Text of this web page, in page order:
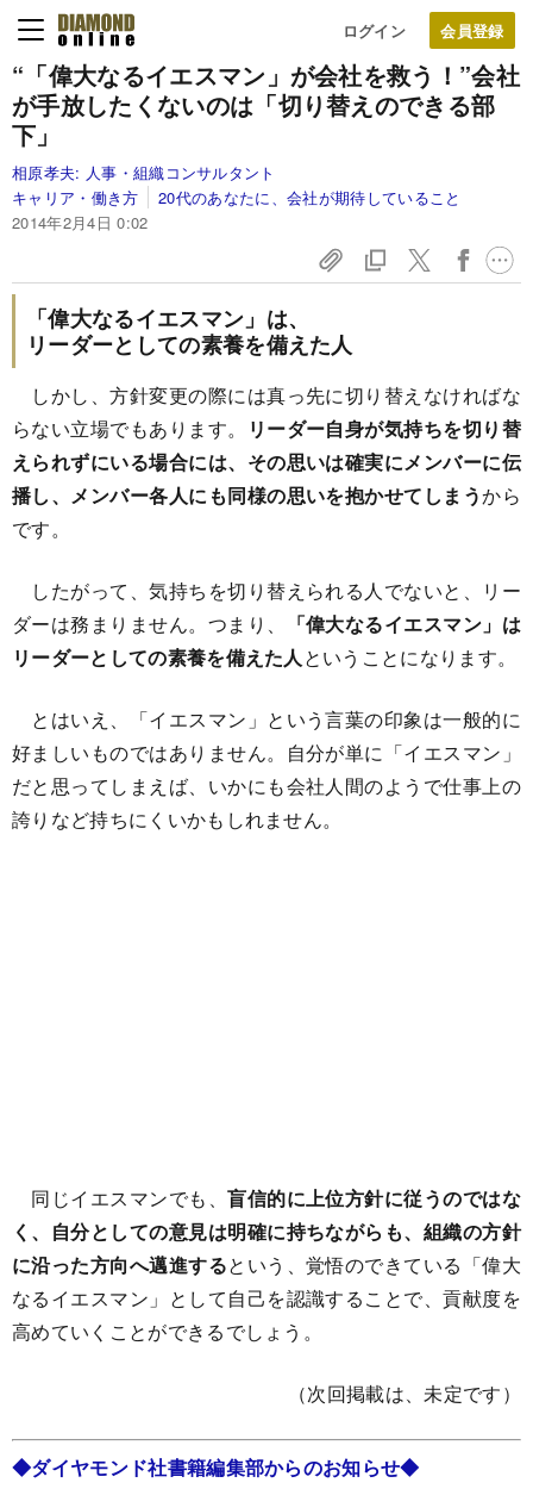
ログイン
“「偉大なるイエスマン」が会社を救う！”会社
が手放したくないのは「切り替えのできる部
下」
相原孝夫: 人事・組織コンサルタント
キャリア・働き方
20代のあなたに、会社が期待していること
2014年2月4日 0:02
「偉大なるイエスマン」は、
リーダーとしての素養を備えた人
しかし、方針変更の際には真っ先に切り替えなければな
らない立場でもあります。
リーダー自身が気持ちを切り替
えられずにいる場合には、その思いは確実にメンバーに伝
播し、メンバー各人にも同様の思いを抱かせてしまうから
です。
したがって、気持ちを切り替えられる人でないと、リー
ダーは務まりません。つまり、
「偉大なるイエスマン」は
リーダーとしての素養を備えた人ということになります。
とはいえ、「イエスマン」という言葉の印象は一般的に
好ましいものではありません。自分が単に「イエスマン」
だと思ってしまえば、いかにも会社人間のようで仕事上の
誇りなど持ちにくいかもしれません。
同じイエスマンでも、盲信的に上位方針に従うのではな
く、自分としての意見は明確に持ちながらも、組織の方針
に沿った方向へ邁進するという、覚悟のできている「偉大
なるイエスマン」として自己を認識することで、貢献度を
高めていくことができるでしょう。
（次回掲載は、未定です）
◆ダイヤモンド社書籍編集部からのお知らせ◆